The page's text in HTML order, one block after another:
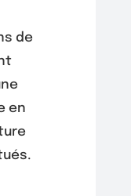
de
en